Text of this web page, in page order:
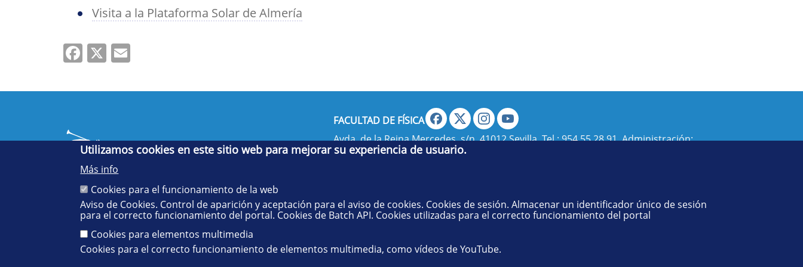
Visita a la Plataforma Solar de Almería
Facebook
X
Cinco siglos
impulsando el
conocimiento
FACULTAD DE FÍSICA
Avda. de la Reina Mercedes, s/n. 41012 Sevilla. Tel.:954 55 28 91. Administración:
administradorfisica@us.es- Secretaría:
Utilizamos cookies en este sitio web para mejorar su experiencia de usuario.
Más info
Cookies para el funcionamiento de la web
Aviso de Cookies. Control de aparición y aceptación para el aviso de cookies. Cookies de sesión. Almacenar un identificador único de sesión
para el correcto funcionamiento del portal. Cookies de Batch API. Cookies utilizadas para el correcto funcionamiento del portal
Cookies para elementos multimedia
Cookies para el correcto funcionamiento de elementos multimedia, como vídeos de YouTube.